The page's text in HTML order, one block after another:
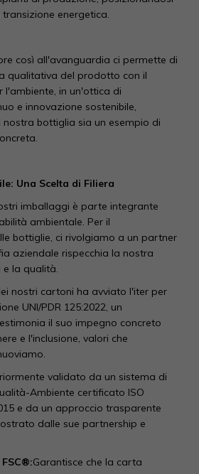
energetica.
così all'avanguardia ci permette di
qualitativa del prodotto con il
l'ambiente, in un'ottica di
e innovazione sostenibile,
bottiglia sia un esempio di
Una Scelta di Filiera
imballaggi è parte integrante
ambientale. Per il
bottiglie, ci rivolgiamo a un partner
aziendale rispecchia la nostra
la qualità.
nostri cartoni ha avviato l'iter per
UNI/PDR 125:2022, un
il suo impegno concreto
e l'inclusione, valori che
validato da un sistema di
Ambiente certificato ISO
e da un approccio trasparente
dalle sue partnership e
Garantisce che la carta